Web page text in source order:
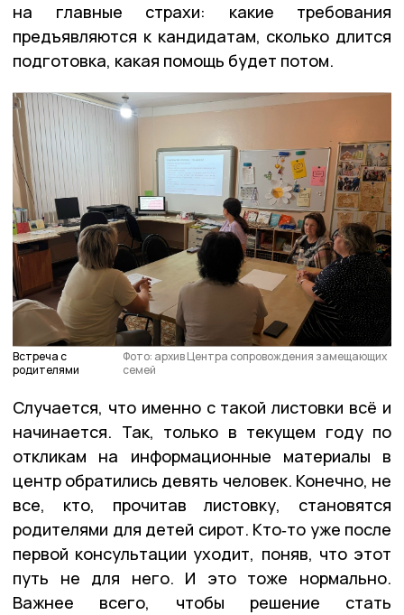
на главные страхи: какие требования
предъявляются к кандидатам, сколько длится
подготовка, какая помощь будет потом.
Встреча с
родителями
Фото: архив Центра сопровождения замещающих
семей
Случается, что именно с такой листовки всё и
начинается. Так, только в текущем году по
откликам на информационные материалы в
центр обратились девять человек. Конечно, не
все, кто, прочитав листовку, становятся
родителями для детей сирот. Кто‑то уже после
первой консультации уходит, поняв, что этот
путь не для него. И это тоже нормально.
Важнее всего, чтобы решение стать